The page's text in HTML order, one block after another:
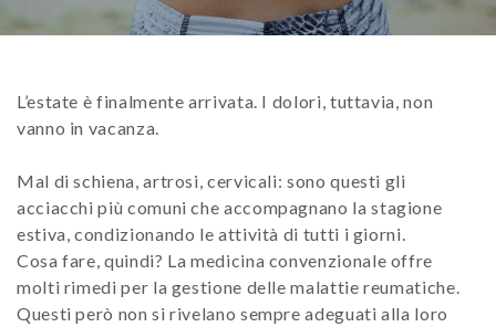
L’estate è finalmente arrivata. I dolori, tuttavia, non
vanno in vacanza.
Mal di schiena, artrosi, cervicali: sono questi gli
acciacchi più comuni che accompagnano la stagione
estiva, condizionando le attività di tutti i giorni.
Cosa fare, quindi? La medicina convenzionale offre
molti rimedi per la gestione delle malattie reumatiche.
Questi però non si rivelano sempre adeguati alla loro